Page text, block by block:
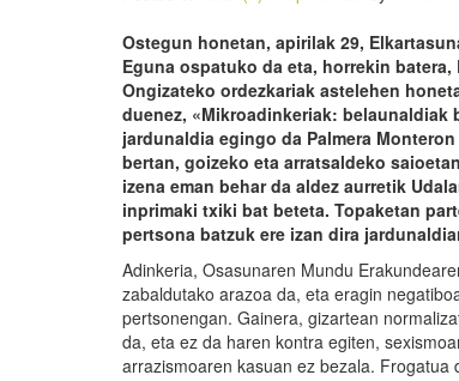
Ostegun honetan, apirilak 29,
Eguna ospatuko da eta, horrekin batera,
Ongizateko ordezkariak astelehen
duenez, «Mikroadinkeriak: belaunaldiak
jardunaldia egingo da Palmera
bertan, goizeko eta arratsaldeko
izena eman behar da aldez aurretik
inprimaki txiki bat beteta. Topaketan
pertsona batzuk ere izan dira
Adinkeria, Osasunaren Mundu
zabaldutako arazoa da, eta eragin
pertsonengan. Gainera, gizartean
da, eta ez da haren kontra egiten,
arrazismoaren kasuan ez bezala. Frogatua